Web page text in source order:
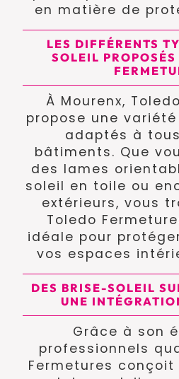
en matière de
LES DIFFÉRENTS
SOLEIL
À Mourenx,
propose une
adaptés à
bâtiments. Que
des lames
soleil en toile ou
extérieurs, vous
Toledo
idéale pour
vos espaces
DES BRISE-SOLEIL
UNE
Grâce à son
professionnels
Fermetures